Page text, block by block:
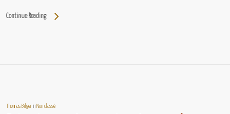
Continue Reading
Thomas Bilger InNon classé